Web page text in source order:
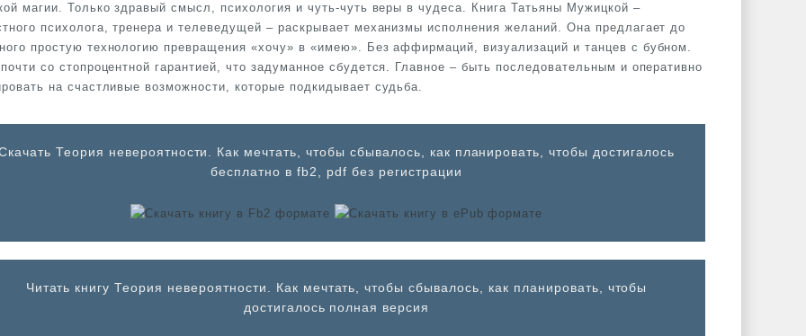
магии. Только здравый смысл, психология и чуть-чуть веры в чудеса. Книга Татьяны Мужицкой –
психолога, тренера и телеведущей – раскрывает механизмы исполнения желаний. Она предлагает до
простую технологию превращения «хочу» в «имею». Без аффирмаций, визуализаций и танцев с бубном.
со стопроцентной гарантией, что задуманное сбудется. Главное – быть последовательным и оперативно
на счастливые возможности, которые подкидывает судьба.
Теория невероятности. Как мечтать, чтобы сбывалось, как планировать, чтобы достигалось
бесплатно в fb2, pdf без регистрации
Читать книгу Теория невероятности. Как мечтать, чтобы сбывалось, как планировать, чтобы
достигалось полная версия